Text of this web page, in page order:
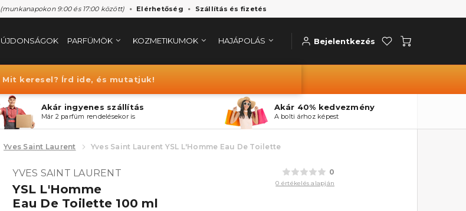
(munkanapokon 9:00 és 17:00 között) Elérhetőség Szállítás és fizetés
ÚJDONSÁGOK PARFÜMÖK KOZMETIKUMOK HAJÁPOLÁS Bejelentkezés
Mit keresel? Írd ide, és mutatjuk!
Akár ingyenes szállítás
Már 2 parfüm rendelésekor is
Akár 40% kedvezmény
A bolti árhoz képest
Yves Saint Laurent Yves Saint Laurent YSL L'Homme Eau De Toilette
0
0 értékelés alapján
YVES SAINT LAURENT
YSL L'Homme
Eau De Toilette 100 ml